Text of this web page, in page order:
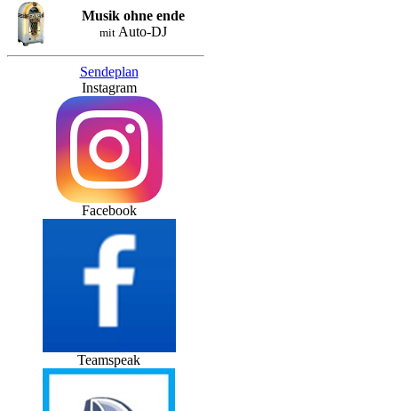
Musik ohne ende
mitAuto-DJ
Sendeplan
Instagram
Facebook
Teamspeak